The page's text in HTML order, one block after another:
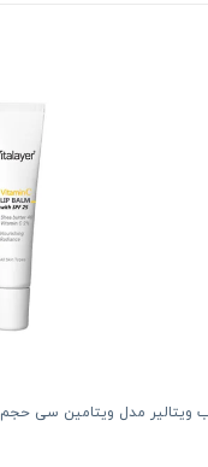
ویتالیر مدل ویتامین سی حجم 15 میلی لیتر